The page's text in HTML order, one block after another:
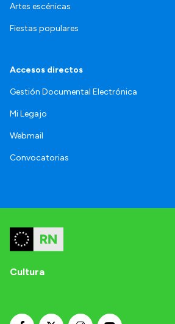
Artes escénicas
Fiestas populares
Accesos directos
Gestión Documental Electrónica
Mi Legajo
Webmail
Convocatorias
Cultura